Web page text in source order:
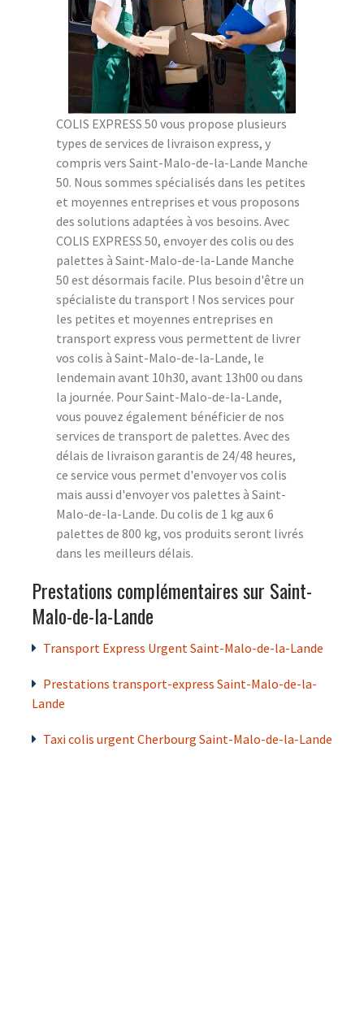
COLIS EXPRESS 50 vous propose plusieurs
types de services de livraison express, y
compris vers Saint-Malo-de-la-Lande Manche
50. Nous sommes spécialisés dans les petites
et moyennes entreprises et vous proposons
des solutions adaptées à vos besoins. Avec
COLIS EXPRESS 50, envoyer des colis ou des
palettes à Saint-Malo-de-la-Lande Manche
50 est désormais facile. Plus besoin d'être un
spécialiste du transport ! Nos services pour
les petites et moyennes entreprises en
transport express vous permettent de livrer
vos colis à Saint-Malo-de-la-Lande, le
lendemain avant 10h30, avant 13h00 ou dans
la journée. Pour Saint-Malo-de-la-Lande,
vous pouvez également bénéficier de nos
services de transport de palettes. Avec des
délais de livraison garantis de 24/48 heures,
ce service vous permet d'envoyer vos colis
mais aussi d'envoyer vos palettes à Saint-
Malo-de-la-Lande. Du colis de 1 kg aux 6
palettes de 800 kg, vos produits seront livrés
dans les meilleurs délais.
Prestations complémentaires sur Saint-
Malo-de-la-Lande
Transport Express Urgent Saint-Malo-de-la-Lande
Prestations transport-express Saint-Malo-de-la-
Lande
Taxi colis urgent Cherbourg Saint-Malo-de-la-Lande